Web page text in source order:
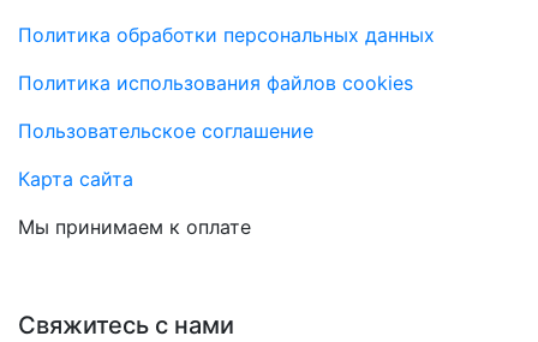
Политика обработки персональных данных
Политика использования файлов cookies
Пользовательское соглашение
Карта сайта
Мы принимаем к оплате
Свяжитесь с нами